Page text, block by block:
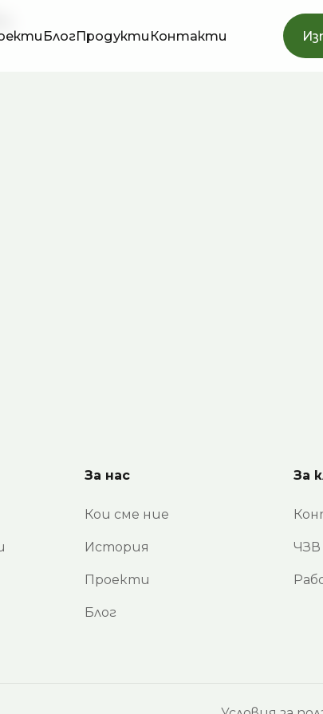
БлогПродукти Контакти
За нас
Кои сме ние
История
Проекти
Блог
За
ЧЗВ